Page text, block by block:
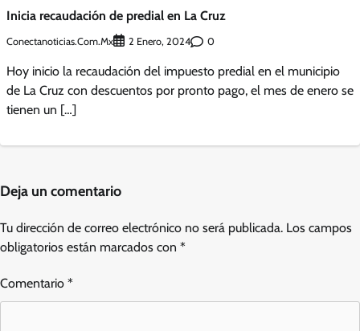
Inicia recaudación de predial en La Cruz
Conectanoticias.com.mx 2 Enero, 2024 0
Hoy inicio la recaudación del impuesto predial en el municipio
de La Cruz con descuentos por pronto pago, el mes de enero se
tienen un […]
Deja un comentario
Tu dirección de correo electrónico no será publicada. Los campos
obligatorios están marcados con *
Comentario *